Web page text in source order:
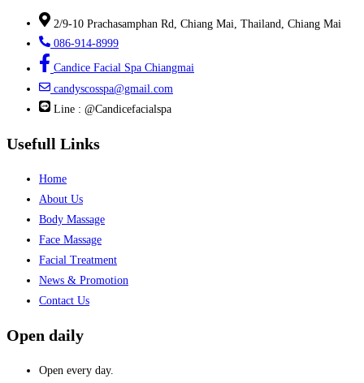
2/9-10 Prachasamphan Rd, Chiang Mai, Thailand, Chiang Mai
086-914-8999
Candice Facial Spa Chiangmai
candyscosspa@gmail.com
Line : @Candicefacialspa
Usefull Links
Home
About Us
Body Massage
Face Massage
Facial Treatment
News & Promotion
Contact Us
Open daily
Open every day.